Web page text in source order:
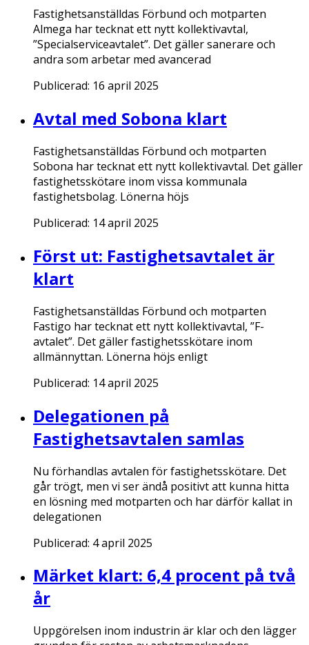
Fastighetsanställdas Förbund och motparten
Almega har tecknat ett nytt kollektivavtal,
”Specialserviceavtalet”. Det gäller sanerare och
andra som arbetar med avancerad
Publicerad: 16 april 2025
Avtal med Sobona klart
Fastighetsanställdas Förbund och motparten
Sobona har tecknat ett nytt kollektivavtal. Det gäller
fastighetsskötare inom vissa kommunala
fastighetsbolag. Lönerna höjs
Publicerad: 14 april 2025
Först ut: Fastighetsavtalet är
klart
Fastighetsanställdas Förbund och motparten
Fastigo har tecknat ett nytt kollektivavtal, ”F-
avtalet”. Det gäller fastighetsskötare inom
allmännyttan. Lönerna höjs enligt
Publicerad: 14 april 2025
Delegationen på
Fastighetsavtalen samlas
Nu förhandlas avtalen för fastighetsskötare. Det
går trögt, men vi ser ändå positivt att kunna hitta
en lösning med motparten och har därför kallat in
delegationen
Publicerad: 4 april 2025
Märket klart: 6,4 procent på två
år
Uppgörelsen inom industrin är klar och den lägger